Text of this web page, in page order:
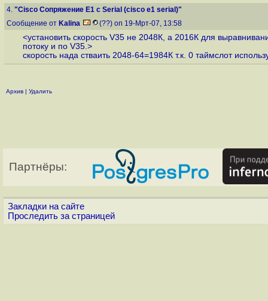
4. "Cisco Сопряжение E1 с Serial (cisco e1 serial)"
Сообщение от Kalina (??) on 19-Мрт-07, 13:58
<установить скорость V35 не 2048К, а 2016К для
потоку и по V35.>
скорость нада стваить 2048-64=1984К т.к. 0 таймслот
Архив | Удалить
Партнёры:
Закладки на сайте
Проследить за страницей